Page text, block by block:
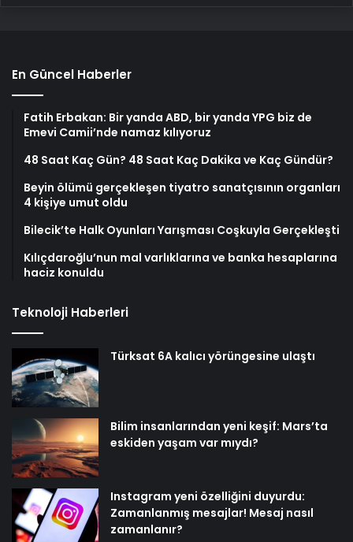
En Güncel Haberler
Fatih Erbakan: Bir yanda ABD, bir yanda YPG biz de
Emevi Camii’nde namaz kılıyoruz
48 Saat Kaç Gün? 48 Saat Kaç Dakika ve Kaç Gündür?
Beyin ölümü gerçekleşen tiyatro sanatçısının organları
4 kişiye umut oldu
Bilecik’te Halk Oyunları Yarışması Coşkuyla Gerçekleşti
Kılıçdaroğlu’nun mal varlıklarına ve banka hesaplarına
haciz konuldu
Teknoloji Haberleri
Türksat 6A kalıcı yörüngesine ulaştı
Bilim insanlarından yeni keşif: Mars’ta
eskiden yaşam var mıydı?
Instagram yeni özelliğini duyurdu:
Zamanlanmış mesajlar! Mesaj nasıl
zamanlanır?